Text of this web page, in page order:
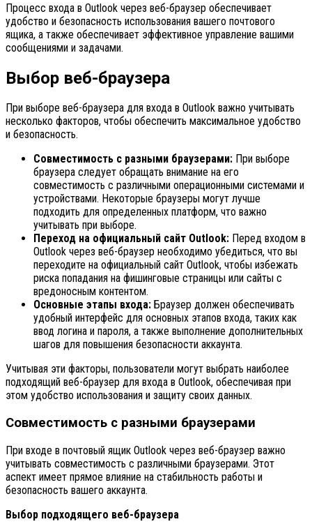
Процесс входа в Outlook через веб-браузер обеспечивает
удобство и безопасность использования вашего почтового
ящика, а также обеспечивает эффективное управление вашими
сообщениями и задачами.
Выбор веб-браузера
При выборе веб-браузера для входа в Outlook важно учитывать
несколько факторов, чтобы обеспечить максимальное удобство
и безопасность.
Совместимость с разными браузерами: При выборе
браузера следует обращать внимание на его
совместимость с различными операционными системами и
устройствами. Некоторые браузеры могут лучше
подходить для определенных платформ, что важно
учитывать при выборе.
Переход на официальный сайт Outlook: Перед входом в
Outlook через веб-браузер необходимо убедиться, что вы
переходите на официальный сайт Outlook, чтобы избежать
риска попадания на фишинговые страницы или сайты с
вредоносным контентом.
Основные этапы входа: Браузер должен обеспечивать
удобный интерфейс для основных этапов входа, таких как
ввод логина и пароля, а также выполнение дополнительных
шагов для повышения безопасности аккаунта.
Учитывая эти факторы, пользователи могут выбрать наиболее
подходящий веб-браузер для входа в Outlook, обеспечивая при
этом удобство использования и защиту своих данных.
Совместимость с разными браузерами
При входе в почтовый ящик Outlook через веб-браузер важно
учитывать совместимость с различными браузерами. Этот
аспект имеет прямое влияние на стабильность работы и
безопасность вашего аккаунта.
Выбор подходящего веб-браузера